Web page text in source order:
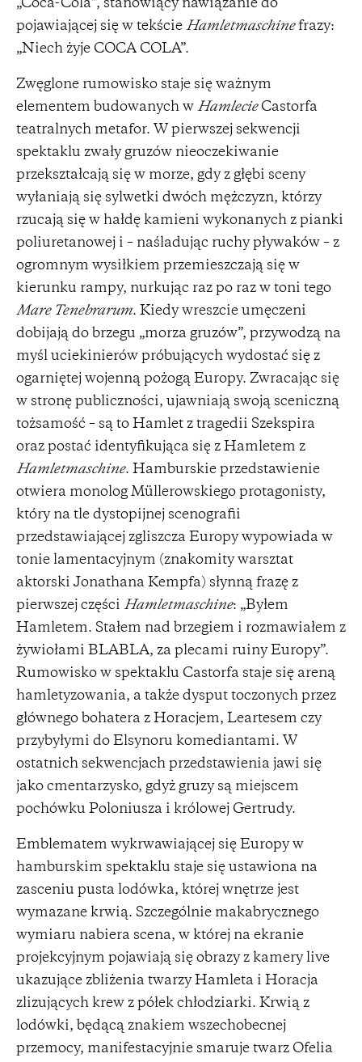
„Coca-Cola”, stanowiący nawiązanie do
pojawiającej się w tekście Hamletmaschinefrazy:
„Niech żyje COCA COLA”.
Zwęglone rumowisko staje się ważnym
elementem budowanych w HamlecieCastorfa
teatralnych metafor. W pierwszej sekwencji
spektaklu zwały gruzów nieoczekiwanie
przekształcają się w morze, gdy z głębi sceny
wyłaniają się sylwetki dwóch mężczyzn, którzy
rzucają się w hałdę kamieni wykonanych z pianki
poliuretanowej i – naśladując ruchy pływaków – z
ogromnym wysiłkiem przemieszczają się w
kierunku rampy, nurkując raz po raz w toni tego
Mare Tenebrarum. Kiedy wreszcie umęczeni
dobijają do brzegu „morza gruzów”, przywodzą na
myśl uciekinierów próbujących wydostać się z
ogarniętej wojenną pożogą Europy. Zwracając się
w stronę publiczności, ujawniają swoją sceniczną
tożsamość – są to Hamlet z tragedii Szekspira
oraz postać identyfikująca się z Hamletem z
Hamletmaschine. Hamburskie przedstawienie
otwiera monolog Müllerowskiego protagonisty,
który na tle dystopijnej scenografii
przedstawiającej zgliszcza Europy wypowiada w
tonie lamentacyjnym (znakomity warsztat
aktorski Jonathana Kempfa) słynną frazę z
pierwszej części Hamletmaschine: „Byłem
Hamletem. Stałem nad brzegiem i rozmawiałem z
żywiołami BLABLA, za plecami ruiny Europy”.
Rumowisko w spektaklu Castorfa staje się areną
hamletyzowania, a także dysput toczonych przez
głównego bohatera z Horacjem, Leartesem czy
przybyłymi do Elsynoru komediantami. W
ostatnich sekwencjach przedstawienia jawi się
jako cmentarzysko, gdyż gruzy są miejscem
pochówku Poloniusza i królowej Gertrudy.
Emblematem wykrwawiającej się Europy w
hamburskim spektaklu staje się ustawiona na
zasceniu pusta lodówka, której wnętrze jest
wymazane krwią. Szczególnie makabrycznego
wymiaru nabiera scena, w której na ekranie
projekcyjnym pojawiają się obrazy z kamery live
ukazujące zbliżenia twarzy Hamleta i Horacja
zlizujących krew z półek chłodziarki. Krwią z
lodówki, będącą znakiem wszechobecnej
przemocy, manifestacyjnie smaruje twarz Ofelia